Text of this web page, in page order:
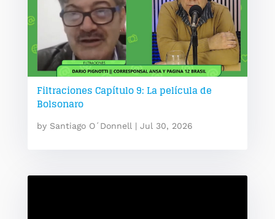
Filtraciones Capítulo 9: La película de
Bolsonaro
by Santiago O´Donnell| Jul 30, 2026